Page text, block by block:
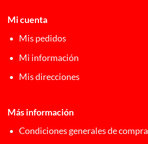
Mi cuenta
Mis pedidos
Mi información
Mis direcciones
Más información
Condiciones generales de compra